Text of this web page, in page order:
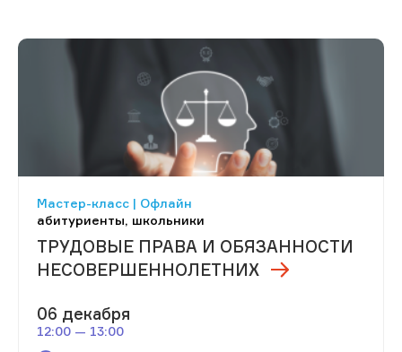
Мастер-класс | Офлайн
абитуриенты, школьники
ТРУДОВЫЕ ПРАВА И ОБЯЗАННОСТИ
НЕСОВЕРШЕННОЛЕТНИХ
06 декабря
12:00 — 13:00